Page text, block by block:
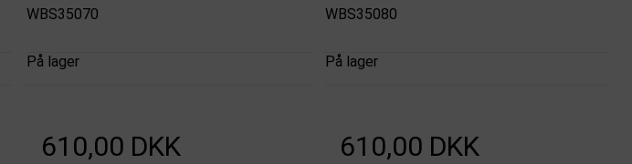
WBS35070
På lager
610,00 DKK
WBS35080
På lager
610,00 DKK